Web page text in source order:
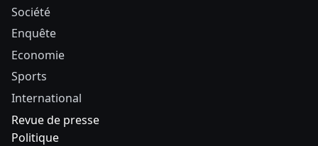
Société
Enquête
Economie
Sports
International
Revue de presse
Politique